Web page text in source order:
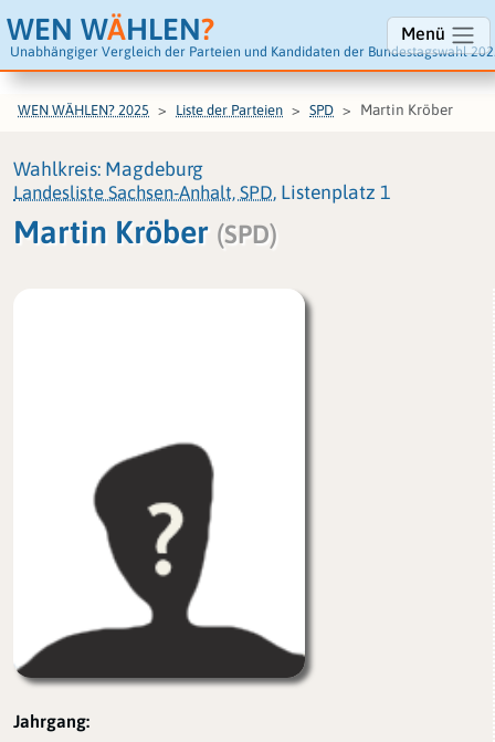
WEN WÄHLEN?
Unabhängiger Vergleich der Parteien und Kandidaten der Bundestagswahl
Menü
WEN WÄHLEN? 2025 Liste der Parteien SPD Martin Kröber
Wahlkreis: Magdeburg
Landesliste Sachsen-Anhalt, SPD, Listenplatz 1
Martin Kröber (SPD)
Jahrgang: